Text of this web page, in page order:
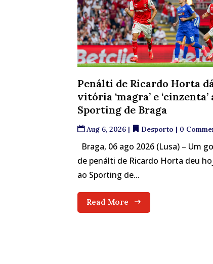
Penálti de Ricardo Horta
vitória ‘magra’ e ‘cinzenta’
Sporting de Braga
Aug 6, 2026 | Desporto | 0
Braga, 06 ago 2026 (Lusa) – Um
de penálti de Ricardo Horta deu
ao Sporting de...
Read More